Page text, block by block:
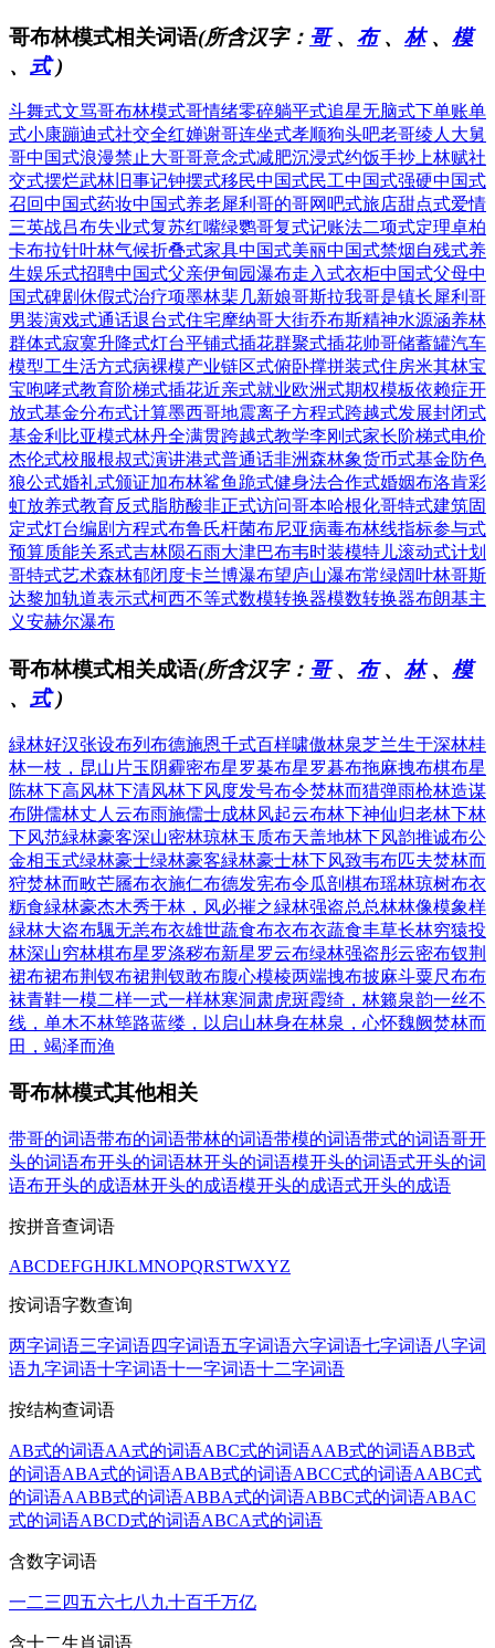
哥布林模式相关词语(所含汉字： 哥、 布、 林、 模
、 式)
斗舞式文骂哥布林模式哥情绪零碎躺平式追星无脑式下单账单
式小康蹦迪式社交全红婵谢哥连坐式孝顺狗头吧老哥绫人大舅
哥中国式浪漫禁止大哥哥意念式减肥沉浸式约饭手抄上林赋社
交式摆烂武林旧事记钟摆式移民中国式民工中国式强硬中国式
召回中国式药妆中国式养老犀利哥的哥网吧式旅店甜点式爱情
三英战吕布失业式复苏红嘴绿鹦哥复式记账法二项式定理卓柏
卡布拉针叶林气候折叠式家具中国式美丽中国式禁烟自残式养
生娱乐式招聘中国式父亲伊甸园瀑布走入式衣柜中国式父母中
国式碑剧休假式治疗项墨林棐几新娘哥斯拉我哥是镇长犀利哥
男装演戏式通话退台式住宅摩纳哥大街乔布斯精神水源涵养林
群体式寂寞升降式灯台平铺式插花群聚式插花帅哥储蓄罐汽车
模型工生活方式病裸模产业链区式俯卧撑拼装式住房米其林宝
宝咆哮式教育阶梯式插花近亲式就业欧洲式期权模板依赖症开
放式基金分布式计算墨西哥地震离子方程式跨越式发展封闭式
基金利比亚模式林丹全满贯跨越式教学李刚式家长阶梯式电价
杰伦式校服根叔式演讲港式普通话非洲森林象货币式基金防色
狼公式婚礼式颁证加布林鲨鱼 跪式健身法合作式婚姻布洛肯彩
虹放养式教育反式脂肪酸非正式访问哥本哈根化哥特式建筑固
定式灯台编剧方程式布鲁氏杆菌布尼亚病毒布林线指标参与式
预算质能关系式吉林陨石雨大津巴布韦时装模特儿滚动式计划
哥特式艺术森林郁闭度卡兰博瀑布望庐山瀑布常绿阔叶林哥斯
达黎加轨道表示式柯西不等式数模转换器模数转换器布朗基主
义安赫尔瀑布
哥布林模式相关成语(所含汉字： 哥、 布、 林、 模
、 式)
緑林好汉张设布列 布德施恩千式百样啸傲林泉芝兰生于深林桂
林一枝，昆山片玉 阴霾密布星罗棊布星罗碁布拖麻拽布棋布星
陈林下高风林下清风林下风度发号布令焚林而猎弹雨枪林造谋
布阱儒林丈人 云布雨施儒士成林风起云布林下神仙归老林下林
下风范緑林豪客深山密林琼林玉质布天盖地林下风韵推诚布公
金相玉式绿林豪士绿林豪客緑林豪士林下风致韦布匹夫焚林而
狩焚林而畋芒屩布衣施仁布德发宪布令瓜剖棋布瑶林琼树布衣
粝食緑林豪杰木秀于林，风必摧之緑林强盗总总林林像模象样
緑林大盗布颿无恙布衣雄世蔬食布衣布衣蔬食丰草长林穷猿投
林深山穷林棋布星罗涤秽布新星罗云布绿林强盗彤云密布钗荆
裙布裙布荆钗布裙荆钗敢布腹心模棱两端拽布披麻斗粟尺布布
袜青鞋一模二样一式一样林寒洞肃虎斑霞绮，林籁泉韵一丝不
线，单木不林筚路蓝缕，以启山林身在林泉，心怀魏阙焚林而
田，竭泽而渔
哥布林模式其他相关
带哥的词语带布的词语带林的词语带模的词语带式的词语哥开
头的词语布开头的词语林开头的词语模开头的词语式开头的词
语布开头的成语林开头的成语模开头的成语式开头的成语
按拼音查词语
ABCDEFGHJKLMNOPQRSTWXYZ
按词语字数查询
两字词语三字词语四字词语五字词语六字词语七字词语八字词
语九字词语十字词语十一字词语十二字词语
按结构查词语
AB式的词语AA式的词语ABC式的词语AAB式的词语ABB式
的词语ABA式的词语ABAB式的词语ABCC式的词语AABC式
的词语AABB式的词语ABBA式的词语ABBC式的词语ABAC
式的词语ABCD式的词语ABCA式的词语
含数字词语
一二三 四五六七八 九十百千万亿
含十二生肖词语